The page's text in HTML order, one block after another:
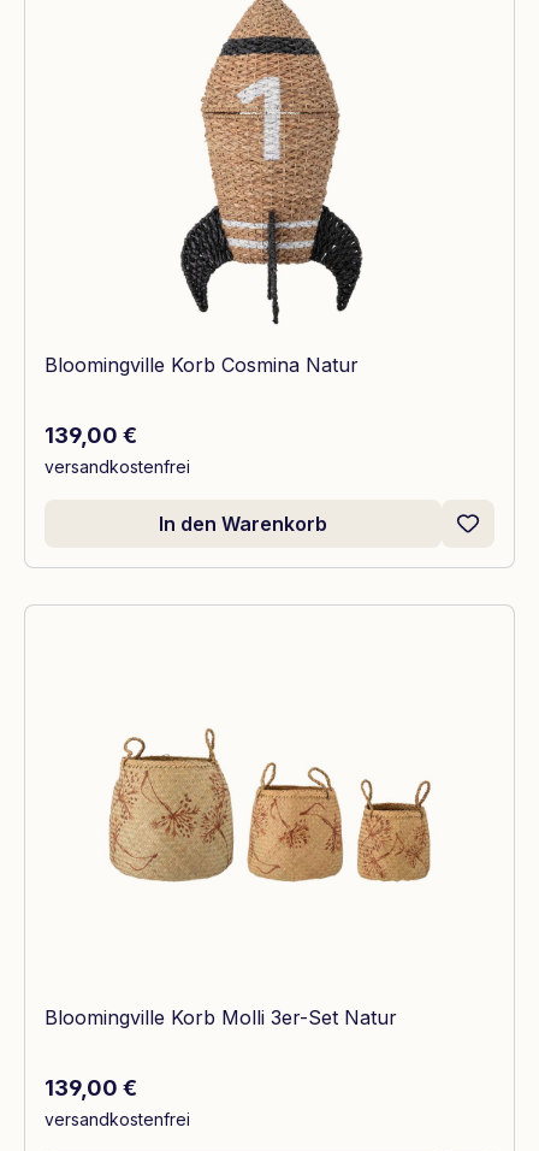
Bloomingville Korb Cosmina Natur
Regulärer Preis:
139,00 €
versandkostenfrei
In den Warenkorb
Bloomingville Korb Molli 3er-Set Natur
Regulärer Preis:
139,00 €
versandkostenfrei